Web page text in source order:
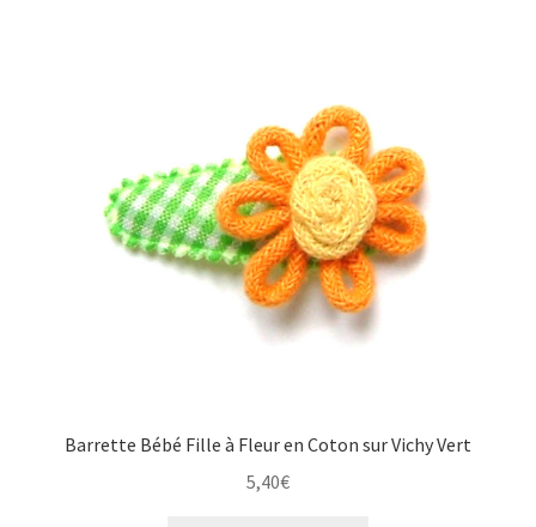
Barrette Bébé Fille à Fleur en Coton sur Vichy Vert
5,40€